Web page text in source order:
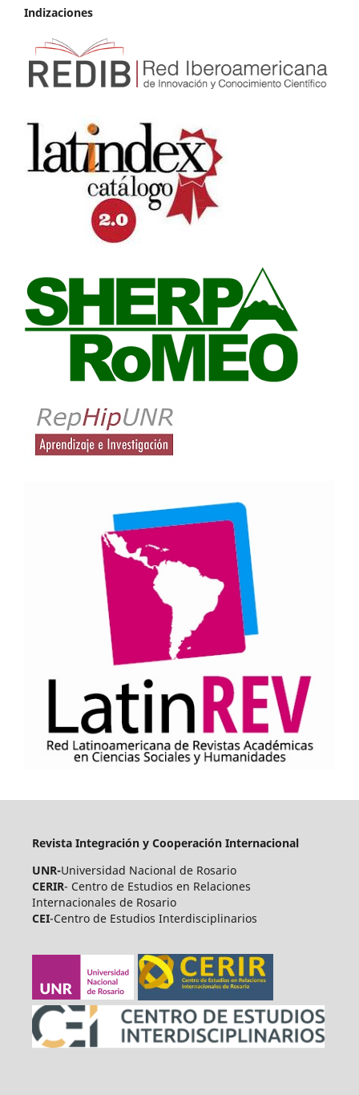
Indizaciones
Revista Integración y Cooperación Internacional
UNR-Universidad Nacional de Rosario
CERIR- Centro de Estudios en Relaciones
Internacionales de Rosario
CEI-Centro de Estudios Interdisciplinarios